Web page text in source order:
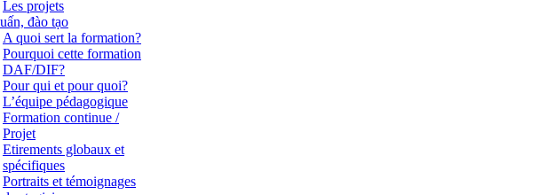
Les projets
đào tạo
A quoi sert la formation?
Pourquoi cette formation
DAF/DIF?
Pour qui et pour quoi?
L’équipe pédagogique
Formation continue /
Projet
Etirements globaux et
spécifiques
Portraits et témoignages